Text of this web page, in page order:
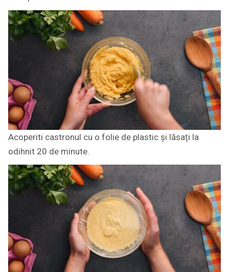
Acoperiti castronul cu o folie de plastic și lăsați la
odihnit 20 de minute.